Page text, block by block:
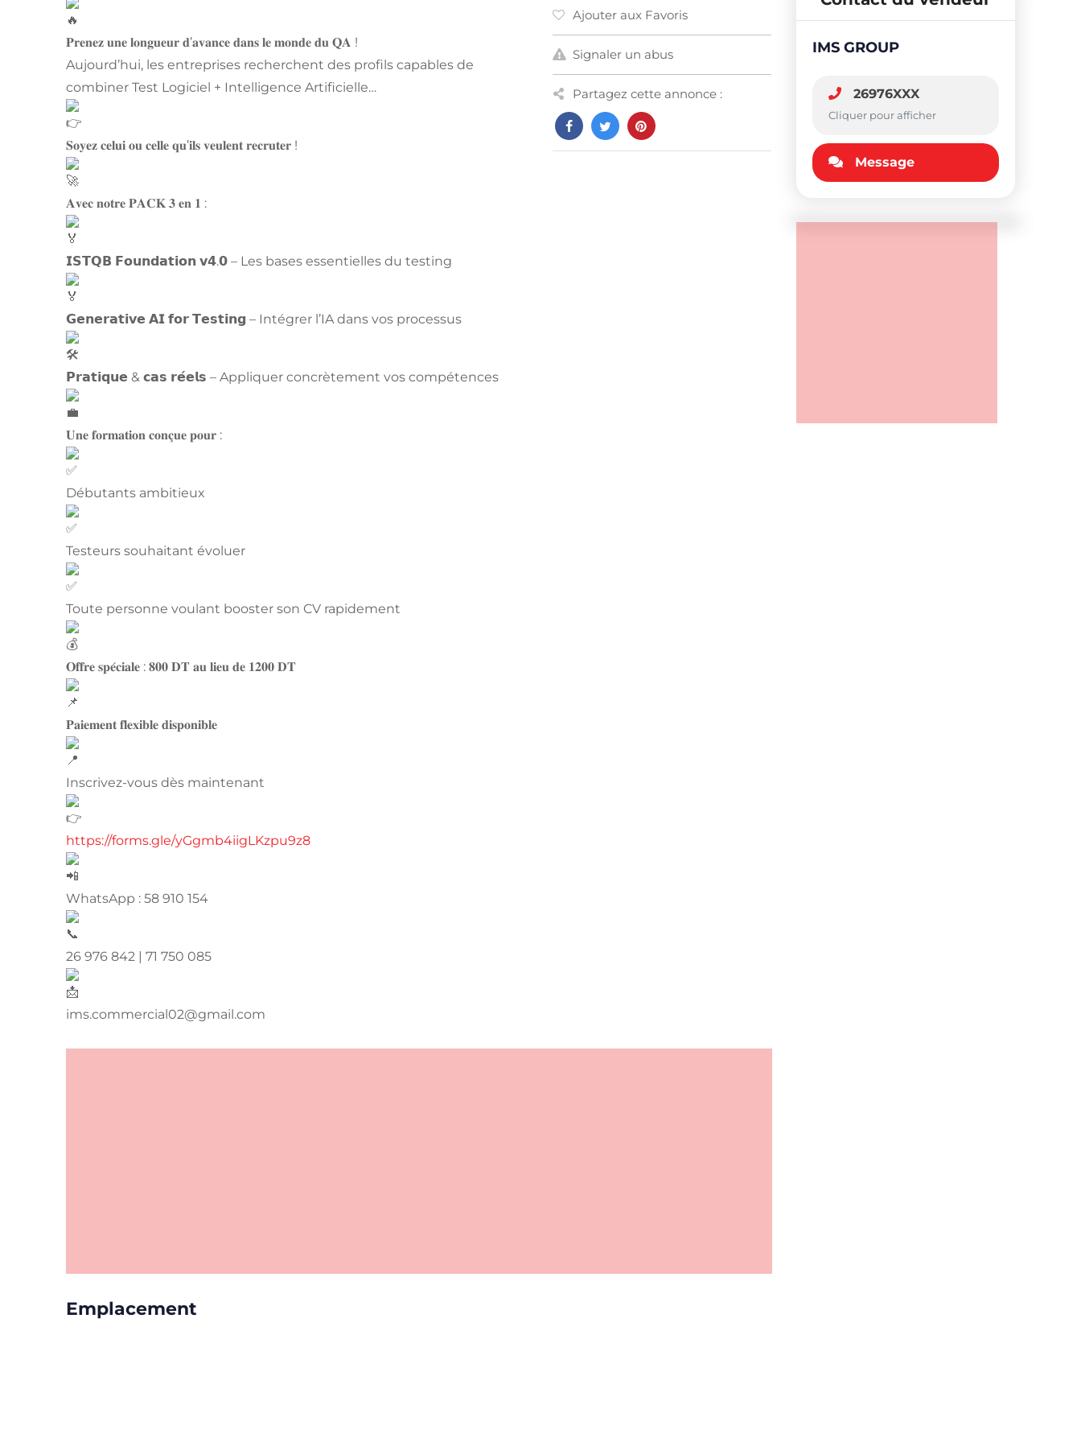
𝐏𝐫𝐞𝐧𝐞𝐳 𝐮𝐧𝐞 𝐥𝐨𝐧𝐠𝐮𝐞𝐮𝐫 𝐝’𝐚𝐯𝐚𝐧𝐜𝐞 𝐝𝐚𝐧𝐬 𝐥𝐞 𝐦𝐨𝐧𝐝𝐞 𝐝𝐮 𝐐𝐀 !
Aujourd’hui, les entreprises recherchent des profils capables de
combiner Test Logiciel + Intelligence Artificielle…
𝐒𝐨𝐲𝐞𝐳 𝐜𝐞𝐥𝐮𝐢 𝐨𝐮 𝐜𝐞𝐥𝐥𝐞 𝐪𝐮’𝐢𝐥𝐬 𝐯𝐞𝐮𝐥𝐞𝐧𝐭 𝐫𝐞𝐜𝐫𝐮𝐭𝐞𝐫 !
𝐀𝐯𝐞𝐜 𝐧𝐨𝐭𝐫𝐞 𝐏𝐀𝐂𝐊 𝟑 𝐞𝐧 𝟏 :
𝗜𝗦𝗧𝗤𝗕 𝗙𝗼𝘂𝗻𝗱𝗮𝘁𝗶𝗼𝗻 𝘃𝟰.𝟬 – Les bases essentielles du testing
𝗚𝗲𝗻𝗲𝗿𝗮𝘁𝗶𝘃𝗲 𝗔𝗜 𝗳𝗼𝗿 𝗧𝗲𝘀𝘁𝗶𝗻𝗴 – Intégrer l’IA dans vos processus
𝗣𝗿𝗮𝘁𝗶𝗾𝘂𝗲 & 𝗰𝗮𝘀 𝗿𝗲́𝗲𝗹𝘀 – Appliquer concrètement vos compétences
𝐔𝐧𝐞 𝐟𝐨𝐫𝐦𝐚𝐭𝐢𝐨𝐧 𝐜𝐨𝐧𝐜̧𝐮𝐞 𝐩𝐨𝐮𝐫 :
Débutants ambitieux
Testeurs souhaitant évoluer
Toute personne voulant booster son CV rapidement
𝐎𝐟𝐟𝐫𝐞 𝐬𝐩𝐞́𝐜𝐢𝐚𝐥𝐞 : 𝟖𝟎𝟎 𝐃𝐓 𝐚𝐮 𝐥𝐢𝐞𝐮 𝐝𝐞 𝟏𝟐𝟎𝟎 𝐃𝐓
𝐏𝐚𝐢𝐞𝐦𝐞𝐧𝐭 𝐟𝐥𝐞𝐱𝐢𝐛𝐥𝐞 𝐝𝐢𝐬𝐩𝐨𝐧𝐢𝐛𝐥𝐞
Inscrivez-vous dès maintenant
https://forms.gle/yGgmb4iigLKzpu9z8
WhatsApp : 58 910 154
26 976 842 | 71 750 085
ims.commercial02@gmail.com
Ajouter aux Favoris
Signaler un abus
Partagez cette annonce :
Emplacement
IMS GROUP
26976XXX
Cliquer pour afficher
Message